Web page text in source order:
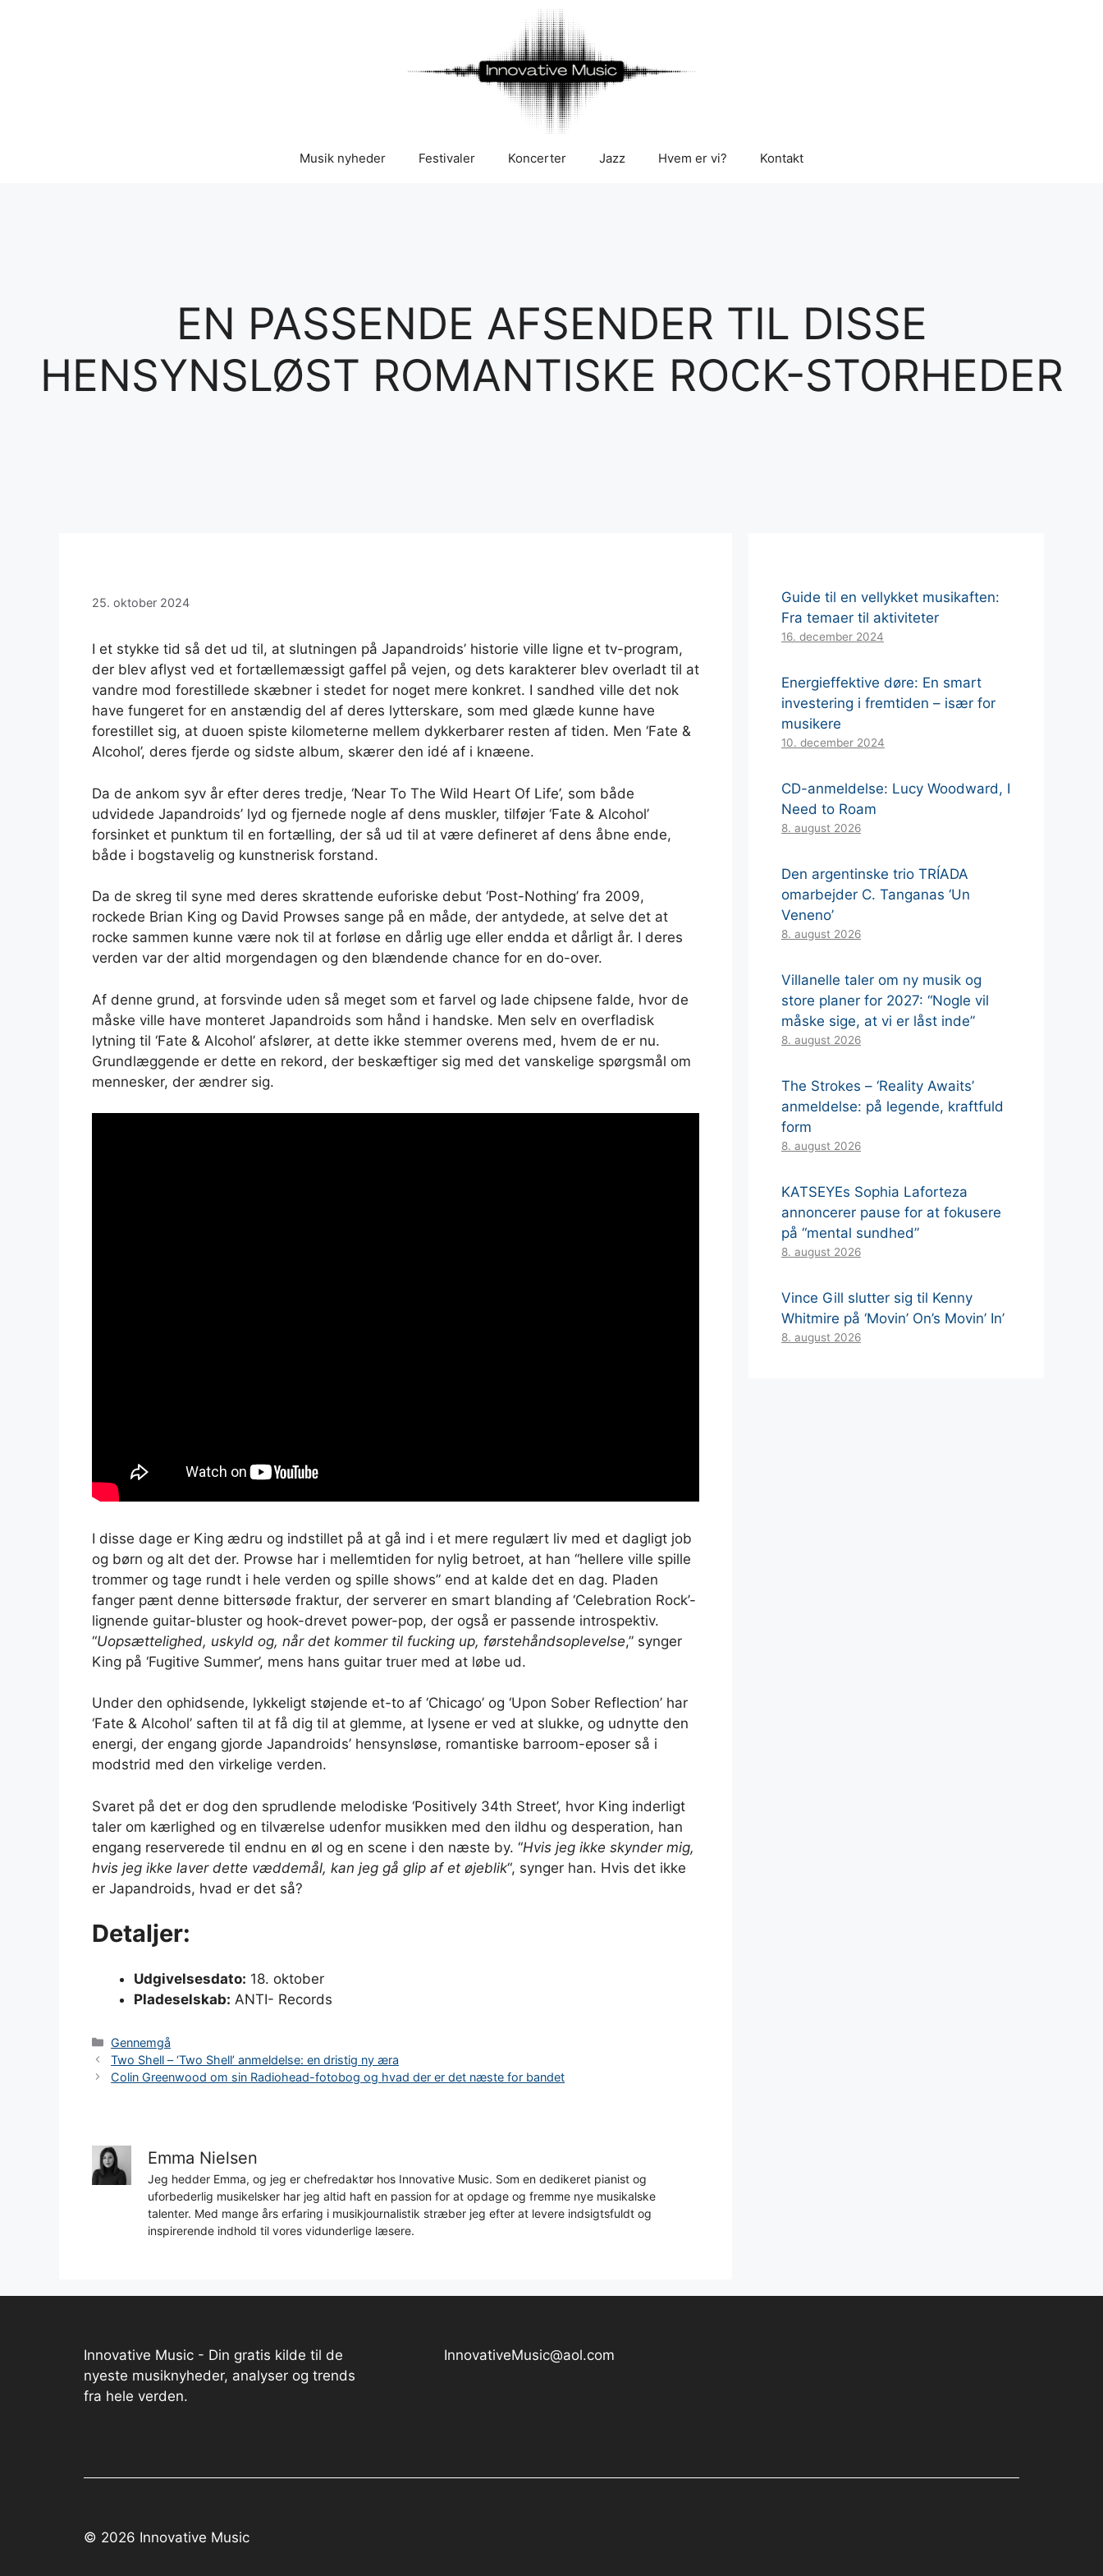
Musik nyheder Festivaler Koncerter Jazz Hvem er vi? Kontakt
EN PASSENDE AFSENDER TIL DISSE
HENSYNSLØST ROMANTISKE ROCK-STORHEDER
25. oktober 2024
I et stykke tid så det ud til, at slutningen på Japandroids’ historie ville ligne et tv-program,
der blev aflyst ved et fortællemæssigt gaffel på vejen, og dets karakterer blev overladt til at
vandre mod forestillede skæbner i stedet for noget mere konkret. I sandhed ville det nok
have fungeret for en anstændig del af deres lytterskare, som med glæde kunne have
forestillet sig, at duoen spiste kilometerne mellem dykkerbarer resten af ​​tiden. Men ‘Fate &
Alcohol’, deres fjerde og sidste album, skærer den idé af i knæene.
Da de ankom syv år efter deres tredje, ‘Near To The Wild Heart Of Life’, som både
udvidede Japandroids’ lyd og fjernede nogle af dens muskler, tilføjer ‘Fate & Alcohol’
forsinket et punktum til en fortælling, der så ud til at være defineret af dens åbne ende,
både i bogstavelig og kunstnerisk forstand.
Da de skreg til syne med deres skrattende euforiske debut ‘Post-Nothing’ fra 2009,
rockede Brian King og David Prowses sange på en måde, der antydede, at selve det at
rocke sammen kunne være nok til at forløse en dårlig uge eller endda et dårligt år. I deres
verden var der altid morgendagen og den blændende chance for en do-over.
Af denne grund, at forsvinde uden så meget som et farvel og lade chipsene falde, hvor de
måske ville have monteret Japandroids som hånd i handske. Men selv en overfladisk
lytning til ‘Fate & Alcohol’ afslører, at dette ikke stemmer overens med, hvem de er nu.
Grundlæggende er dette en rekord, der beskæftiger sig med det vanskelige spørgsmål om
mennesker, der ændrer sig.
I disse dage er King ædru og indstillet på at gå ind i et mere regulært liv med et dagligt job
og børn og alt det der. Prowse har i mellemtiden for nylig betroet, at han “hellere ville spille
trommer og tage rundt i hele verden og spille shows” end at kalde det en dag. Pladen
fanger pænt denne bittersøde fraktur, der serverer en smart blanding af ‘Celebration Rock’-
lignende guitar-bluster og hook-drevet power-pop, der også er passende introspektiv.
“Uopsættelighed, uskyld og, når det kommer til fucking up, førstehåndsoplevelse,” synger
King på ‘Fugitive Summer’, mens hans guitar truer med at løbe ud.
Under den ophidsende, lykkeligt støjende et-to af ‘Chicago’ og ‘Upon Sober Reflection’ har
‘Fate & Alcohol’ saften til at få dig til at glemme, at lysene er ved at slukke, og udnytte den
energi, der engang gjorde Japandroids’ hensynsløse, romantiske barroom-eposer så i
modstrid med den virkelige verden.
Svaret på det er dog den sprudlende melodiske ‘Positively 34th Street’, hvor King inderligt
taler om kærlighed og en tilværelse udenfor musikken med den ildhu og desperation, han
engang reserverede til endnu en øl og en scene i den næste by. “Hvis jeg ikke skynder mig,
hvis jeg ikke laver dette væddemål, kan jeg gå glip af et øjeblik“, synger han. Hvis det ikke
er Japandroids, hvad er det så?
Detaljer:
Udgivelsesdato: 18. oktober
Pladeselskab: ANTI- Records
Kategorier
Gennemgå
Two Shell – ‘Two Shell’ anmeldelse: en dristig ny æra
Colin Greenwood om sin Radiohead-fotobog og hvad der er det næste for bandet
Emma Nielsen
Jeg hedder Emma, og jeg er chefredaktør hos Innovative Music. Som en dedikeret pianist og
uforbederlig musikelsker har jeg altid haft en passion for at opdage og fremme nye musikalske
talenter. Med mange års erfaring i musikjournalistik stræber jeg efter at levere indsigtsfuldt og
inspirerende indhold til vores vidunderlige læsere.
Guide til en vellykket musikaften:
Fra temaer til aktiviteter
16. december 2024
Energieffektive døre: En smart
investering i fremtiden – især for
musikere
10. december 2024
CD-anmeldelse: Lucy Woodward, I
Need to Roam
8. august 2026
Den argentinske trio TRÍADA
omarbejder C. Tanganas ‘Un
Veneno’
8. august 2026
Villanelle taler om ny musik og
store planer for 2027: “Nogle vil
måske sige, at vi er låst inde”
8. august 2026
The Strokes – ‘Reality Awaits’
anmeldelse: på legende, kraftfuld
form
8. august 2026
KATSEYEs Sophia Laforteza
annoncerer pause for at fokusere
på “mental sundhed”
8. august 2026
Vince Gill slutter sig til Kenny
Whitmire på ‘Movin’ On’s Movin’ In’
8. august 2026
Innovative Music - Din gratis kilde til de
nyeste musiknyheder, analyser og trends
fra hele verden.
InnovativeMusic@aol.com
© 2026 Innovative Music